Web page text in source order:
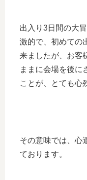
出入り3日間の大
激的で、初めての
来ましたが、お客
ままに会場を後に
ことが、とても心
その意味では、心
ております。